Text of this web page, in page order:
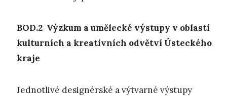
BOD.2 Výzkum a umělecké výstupy v oblasti
kulturních a kreativních odvětví Ústeckého
kraje
Jednotlivé designérské a výtvarné výstupy